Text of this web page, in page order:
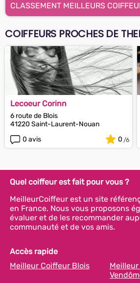
CLASSEMENT MEILLEURS
COIFFEURS PROCHES DE
Lecoeur Corinn
6 route de Blois
41220 Saint-Laurent-Nouan
0 avis
0
Quel coiffeur est fait pour vous ?
MeilleurCoiffeur est un site
en France. Nous vous proposons
évaluer et de les recommander
communauté et de vos amis.
Accès rapide
Meilleur Coiffeur Blois